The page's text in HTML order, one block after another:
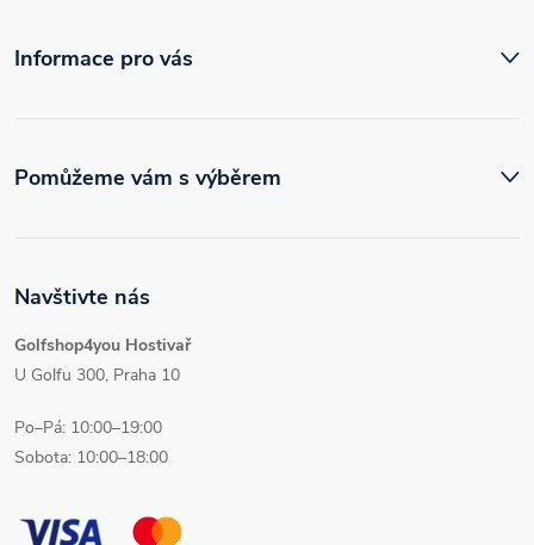
Informace pro vás
Navštivte nás
Golfshop4you Hostivař
U Golfu 300, Praha 10
Po–Pá: 10:00–19:00
Sobota: 10:00–18:00
Pomůžeme vám s výběrem